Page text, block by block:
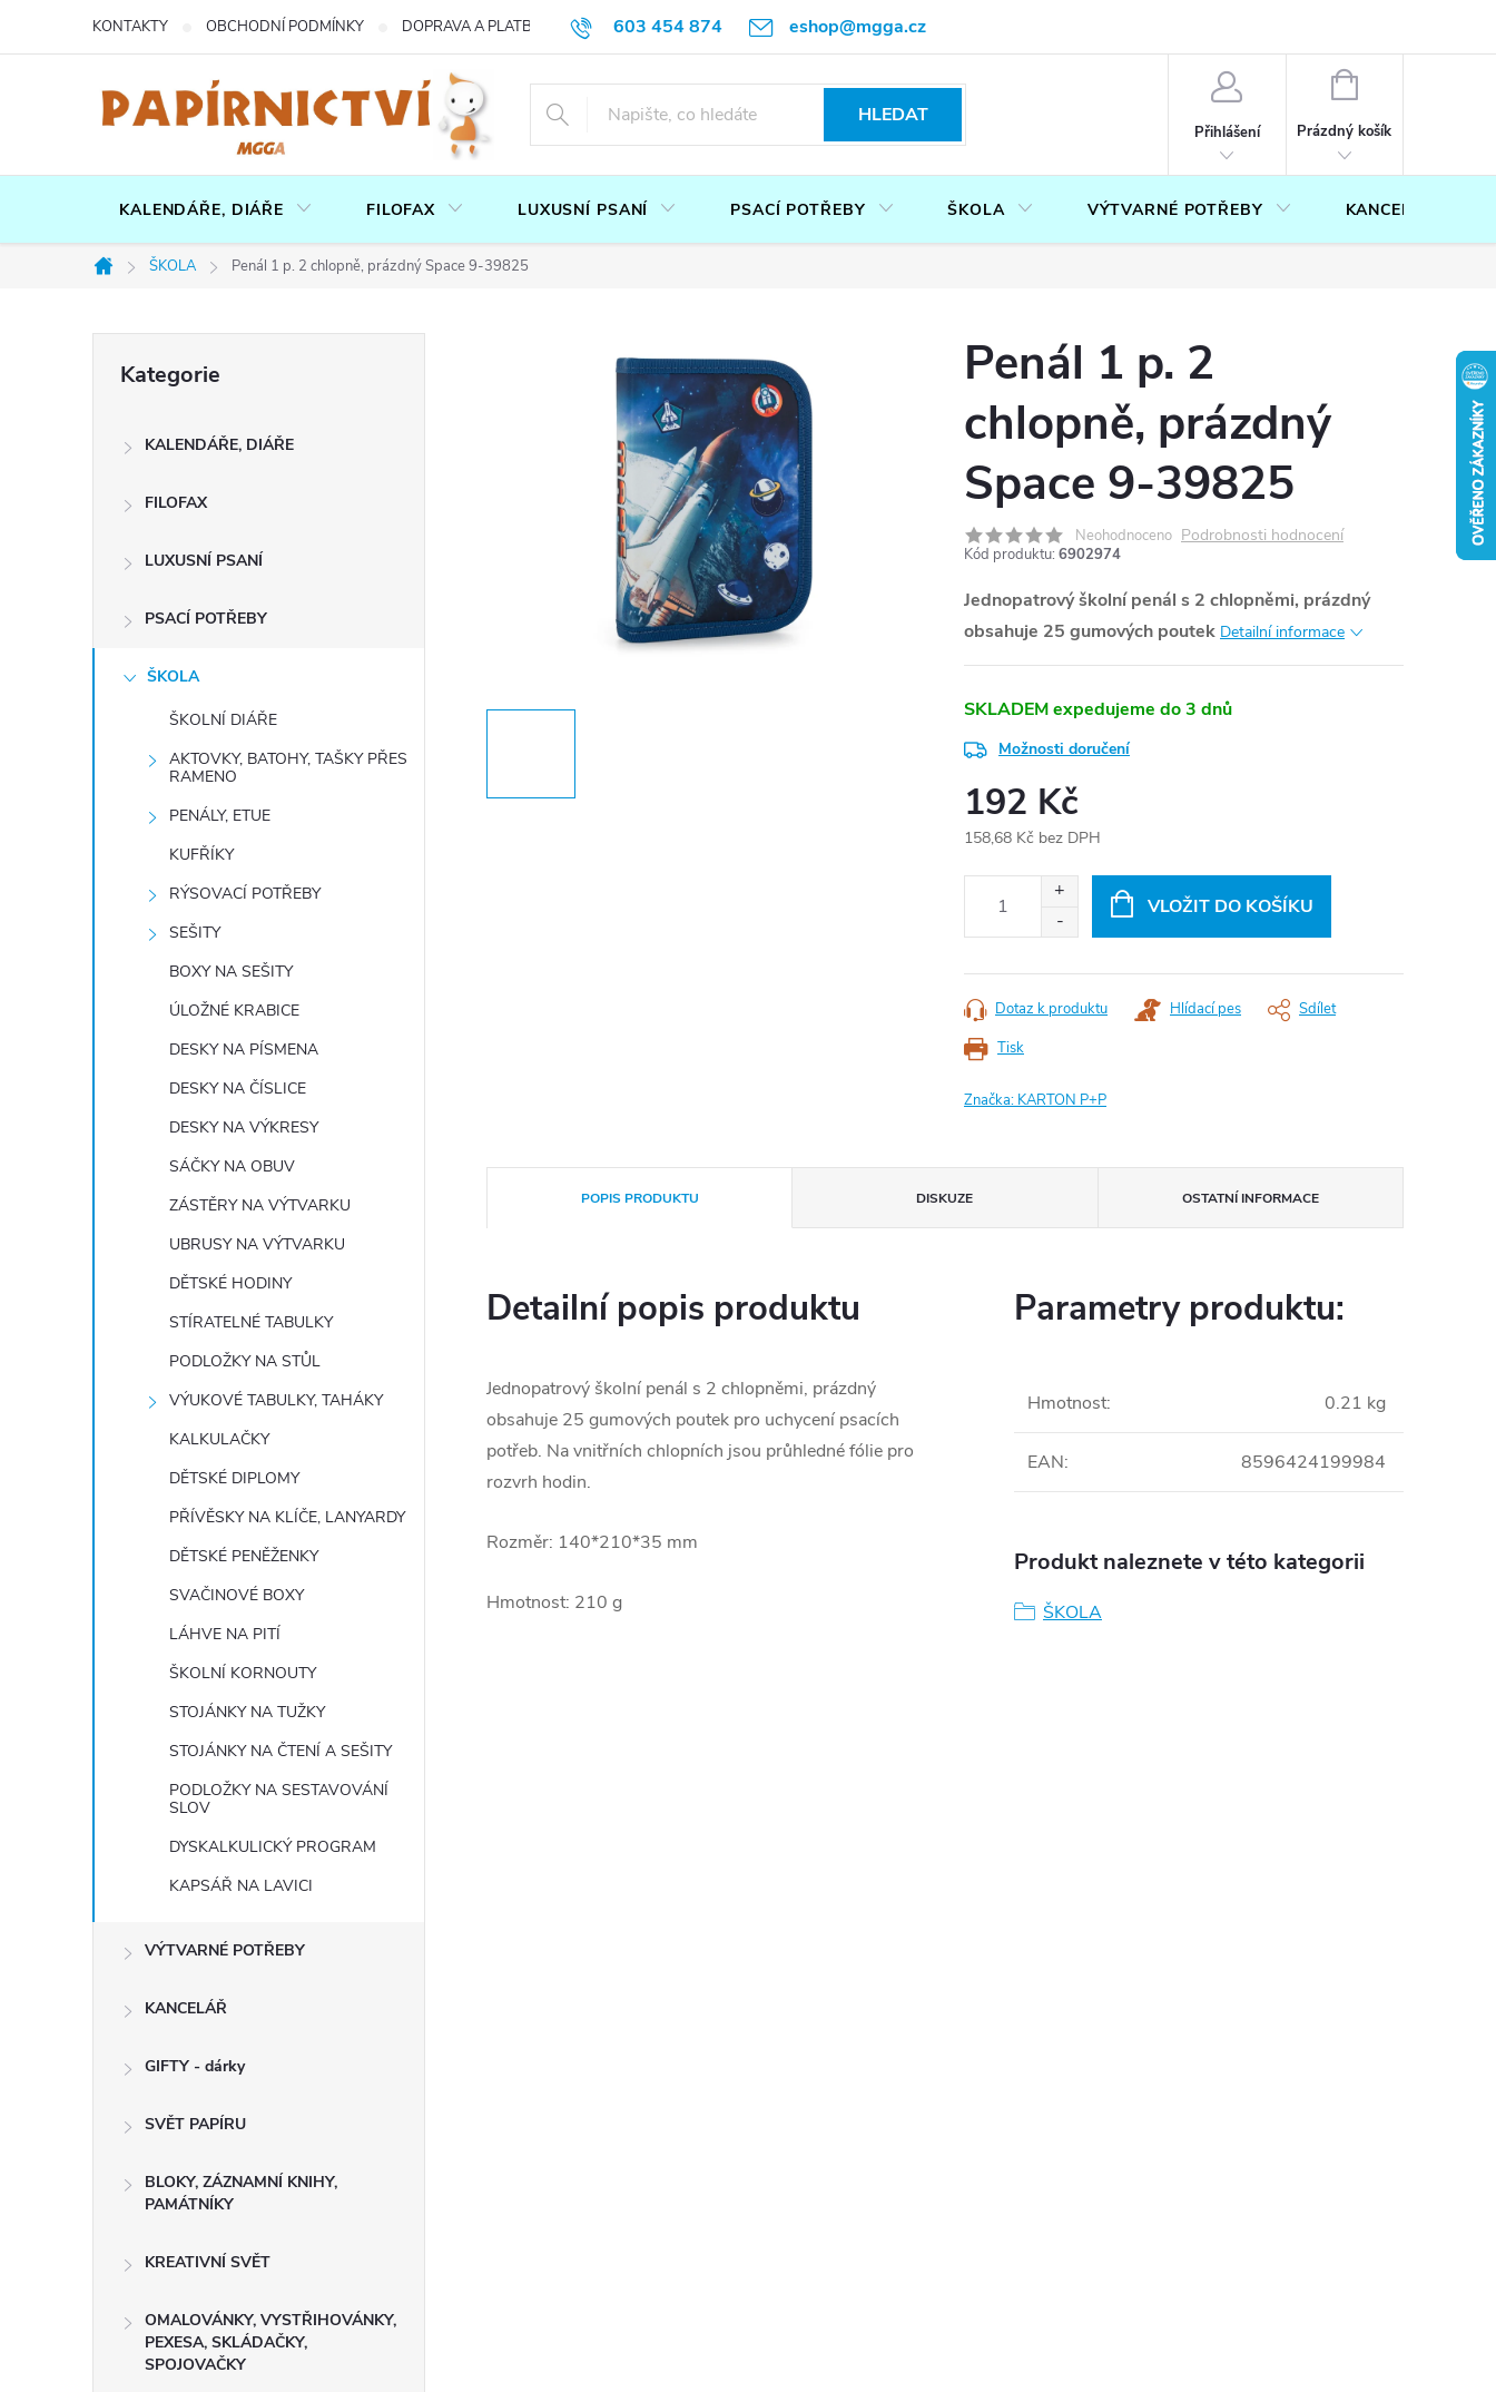
603 454 874 eshop@mgga.cz
KONTAKTY OBCHODNÍ PODMÍNKY DOPRAVA A PLATBA DOTAZ PODMÍNKY OCHRANY OSOBNÍCH ÚDAJŮ
HLEDAT
Přihlášení
NÁKUPNÍ
Prázdný košík
KALENDÁŘE, DIÁŘE FILOFAX LUXUSNÍ PSANÍ PSACÍ POTŘEBY ŠKOLA VÝTVARNÉ POTŘEBY KANCELÁŘ
Domů
ŠKOLA Penál 1 p. 2 chlopně, prázdný Space 9-39825
a
kategorie
Kategorie
KALENDÁŘE, DIÁŘE
FILOFAX
LUXUSNÍ PSANÍ
PSACÍ POTŘEBY
ŠKOLA
ŠKOLNÍ DIÁŘE
AKTOVKY, BATOHY, TAŠKY PŘES
RAMENO
PENÁLY, ETUE
KUFŘÍKY
RÝSOVACÍ POTŘEBY
SEŠITY
BOXY NA SEŠITY
ÚLOŽNÉ KRABICE
DESKY NA PÍSMENA
DESKY NA ČÍSLICE
DESKY NA VÝKRESY
SÁČKY NA OBUV
ZÁSTĚRY NA VÝTVARKU
UBRUSY NA VÝTVARKU
DĚTSKÉ HODINY
STÍRATELNÉ TABULKY
PODLOŽKY NA STŮL
VÝUKOVÉ TABULKY, TAHÁKY
KALKULAČKY
DĚTSKÉ DIPLOMY
PŘÍVĚSKY NA KLÍČE, LANYARDY
DĚTSKÉ PENĚŽENKY
SVAČINOVÉ BOXY
LÁHVE NA PITÍ
ŠKOLNÍ KORNOUTY
STOJÁNKY NA TUŽKY
STOJÁNKY NA ČTENÍ A SEŠITY
PODLOŽKY NA SESTAVOVÁNÍ
SLOV
DYSKALKULICKÝ PROGRAM
KAPSÁŘ NA LAVICI
VÝTVARNÉ POTŘEBY
KANCELÁŘ
GIFTY - dárky
SVĚT PAPÍRU
BLOKY, ZÁZNAMNÍ KNIHY,
PAMÁTNÍKY
KREATIVNÍ SVĚT
OMALOVÁNKY, VYSTŘIHOVÁNKY,
PEXESA, SKLÁDAČKY,
SPOJOVAČKY
Penál 1 p. 2
chlopně, prázdný
Space 9-39825
Neohodnoceno Podrobnosti hodnocení
Kód produktu: 6902974
Jednopatrový školní penál s 2 chlopněmi, prázdný
obsahuje 25 gumových poutek Detailní informace
SKLADEM expedujeme do 3 dnů
Možnosti doručení
192 Kč
158,68 Kč bez DPH
VLOŽIT DO KOŠÍKU
Tisk
Dotaz k produktu Hlídací pes Sdílet
Značka: KARTON P+P
POPIS PRODUKTU DISKUZE OSTATNÍ INFORMACE
Detailní popis produktu
Jednopatrový školní penál s 2 chlopněmi, prázdný
obsahuje 25 gumových poutek pro uchycení psacích
potřeb. Na vnitřních chlopních jsou průhledné fólie pro
rozvrh hodin.
Rozměr: 140*210*35 mm
Hmotnost: 210 g
Parametry produktu:
Hmotnost: 0.21 kg
EAN: 8596424199984
Produkt naleznete v této kategorii
ŠKOLA